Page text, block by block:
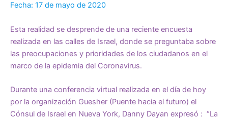
Fecha: 17 de mayo de 2020
Esta realidad se desprende de una reciente encuesta
realizada en las calles de Israel, donde se preguntaba sobre
las preocupaciones y prioridades de los ciudadanos en el
marco de la epidemia del Coronavirus.
Durante una conferencia virtual realizada en el día de hoy
por la organización Guesher (Puente hacia el futuro) el
Cónsul de Israel en Nueva York, Danny Dayan expresó : “La